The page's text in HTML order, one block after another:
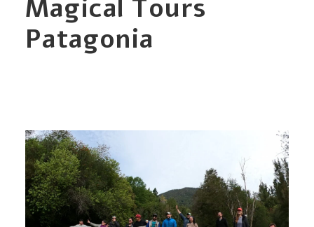
Magical Tours
Patagonia